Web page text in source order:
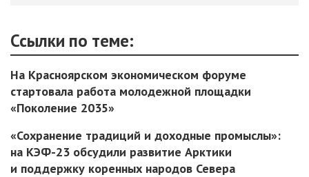
Ссылки по теме:
На Красноярском экономическом форуме
стартовала работа молодежной площадки
«Поколение 2035»
«Сохранение традиций и доходные промыслы»:
на КЭФ-23 обсудили развитие Арктики
и поддержку коренных народов Севера